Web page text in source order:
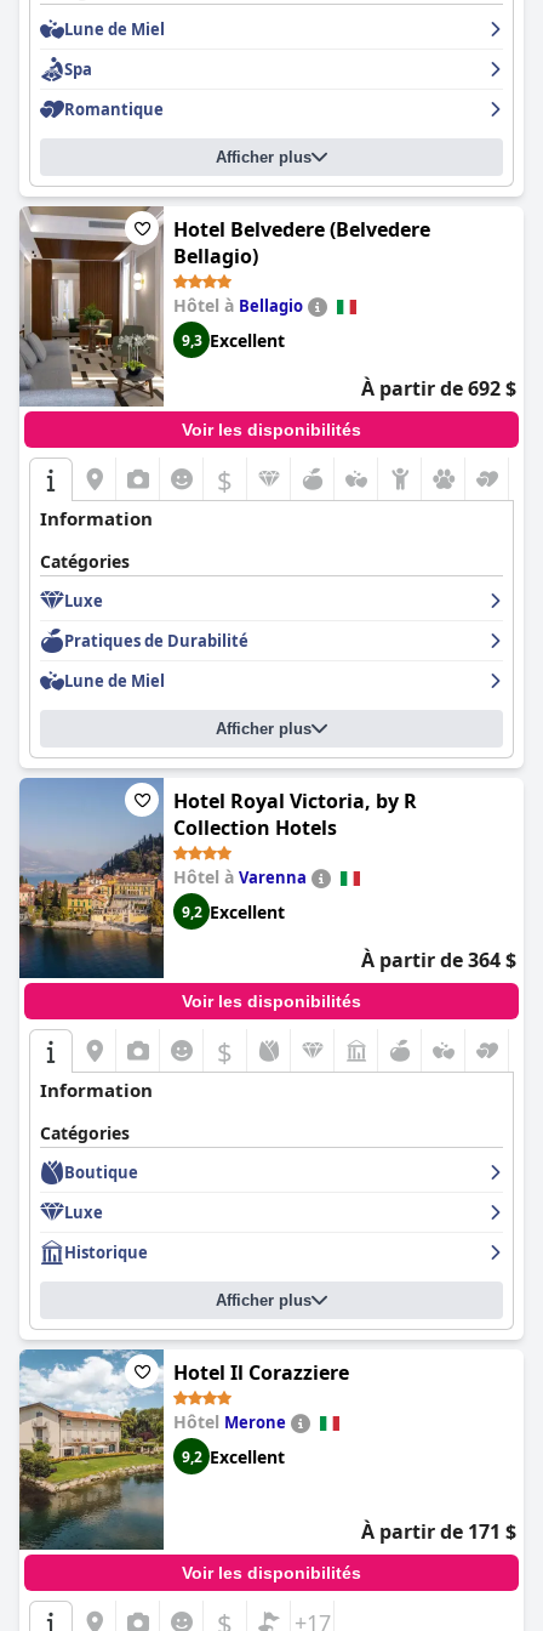
Lune de Miel
Spa
Romantique
Afficher plus
Hotel Belvedere (Belvedere
Bellagio)
Hôtel à Bellagio
9,3 Excellent
À partir de 692 $
Voir les disponibilités
$
Information
Catégories
Luxe
Pratiques de Durabilité
Lune de Miel
Afficher plus
Hotel Royal Victoria, by R
Collection Hotels
Hôtel à Varenna
9,2 Excellent
À partir de 364 $
Voir les disponibilités
$
Information
Catégories
Boutique
Luxe
Historique
Afficher plus
Hotel Il Corazziere
Hôtel Merone
9,2 Excellent
À partir de 171 $
Voir les disponibilités
$ +17